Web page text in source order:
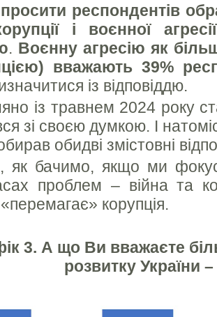
респондентів
і воєнної
. Воєнну агресію як
вважають 39%
із відповіддю.
із травнем 2024 року
зі своєю думкою. І
обидві змістовні
як бачимо, якщо ми
проблем – війна та
корупція.
3. А що Ви вважаєте
розвитку України